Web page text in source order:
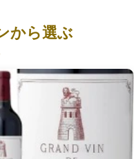
から選ぶ